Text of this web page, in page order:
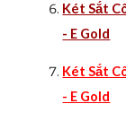
Két Sắt
- E Gold
Két Sắt
- E Gold